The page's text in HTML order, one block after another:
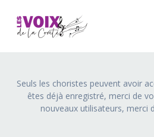
Seuls les choristes peuvent avoir
êtes déjà enregistré, merci de
nouveaux utilisateurs, merci